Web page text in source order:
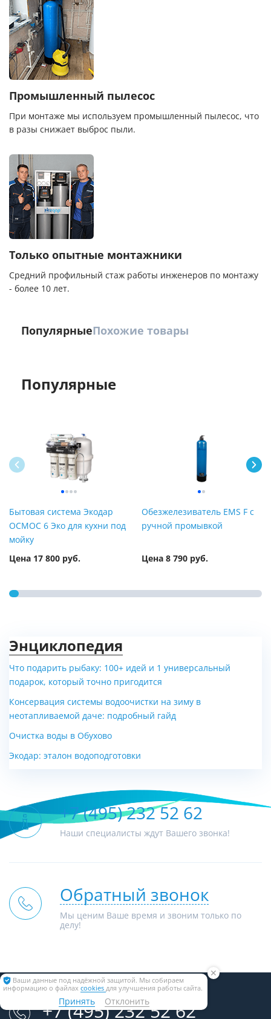
Промышленный пылесос
При монтаже мы используем промышленный пылесос, что
в разы снижает выброс пыли.
Только опытные монтажники
Средний профильный стаж работы инженеров по монтажу
- более 10 лет.
ПопулярныеПохожие товары
Популярные
Бытовая система Экодар
ОСМОС 6 Эко для кухни под
мойку
Цена 17 800 руб.
Обезжелезиватель EMS F с
ручной промывкой
Цена 8 790 руб.
Дизельный напольный
двухконтурный котел
Цена по запросу
GB172I - 20k
Энциклопедия
Что подарить рыбаку: 100+ идей и 1 универсальный
подарок, который точно пригодится
Консервация системы водоочистки на зиму в
неотапливаемой даче: подробный гайд
Очистка воды в Обухово
Экодар: эталон водоподготовки
+7 (495) 232 52 62
Наши специалисты ждут Вашего звонка!
Обратный звонок
Мы ценим Ваше время и звоним только по
делу!
+7 (495) 232 52 62
Ваши данные под надёжной защитой. Мы собираем
информацию о файлах cookies для улучшения работы сайта.
Принять Отклонить
✕